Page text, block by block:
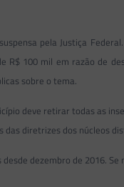
pela Justiça
100 mil em razão de
sobre o tema.
deve retirar todas as
das diretrizes dos núcleos
dezembro de 2016.